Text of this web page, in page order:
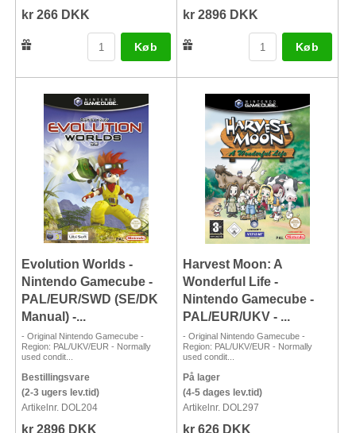
kr 266 DKK
Køb
kr 2896 DKK
Køb
Evolution Worlds -
Nintendo Gamecube -
PAL/EUR/SWD (SE/DK
Manual) -...
- Original Nintendo Gamecube -
Region: PAL/UKV/EUR - Normally
used condit...
Bestillingsvare
(2-3 ugers lev.tid)
Artikelnr. DOL204
kr 2896 DKK
Harvest Moon: A
Wonderful Life -
Nintendo Gamecube -
PAL/EUR/UKV - ...
- Original Nintendo Gamecube -
Region: PAL/UKV/EUR - Normally
used condit...
På lager
(4-5 dages lev.tid)
Artikelnr. DOL297
kr 626 DKK